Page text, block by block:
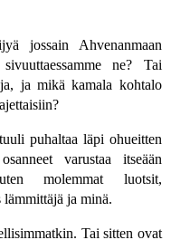
jossain Ahvenanmaan
ne? Tai
ja mikä kamala kohtalo
puhaltaa läpi ohueitten
varustaa itseään
molemmat luotsit,
lämmittäjä ja minä.
Tai sitten ovat